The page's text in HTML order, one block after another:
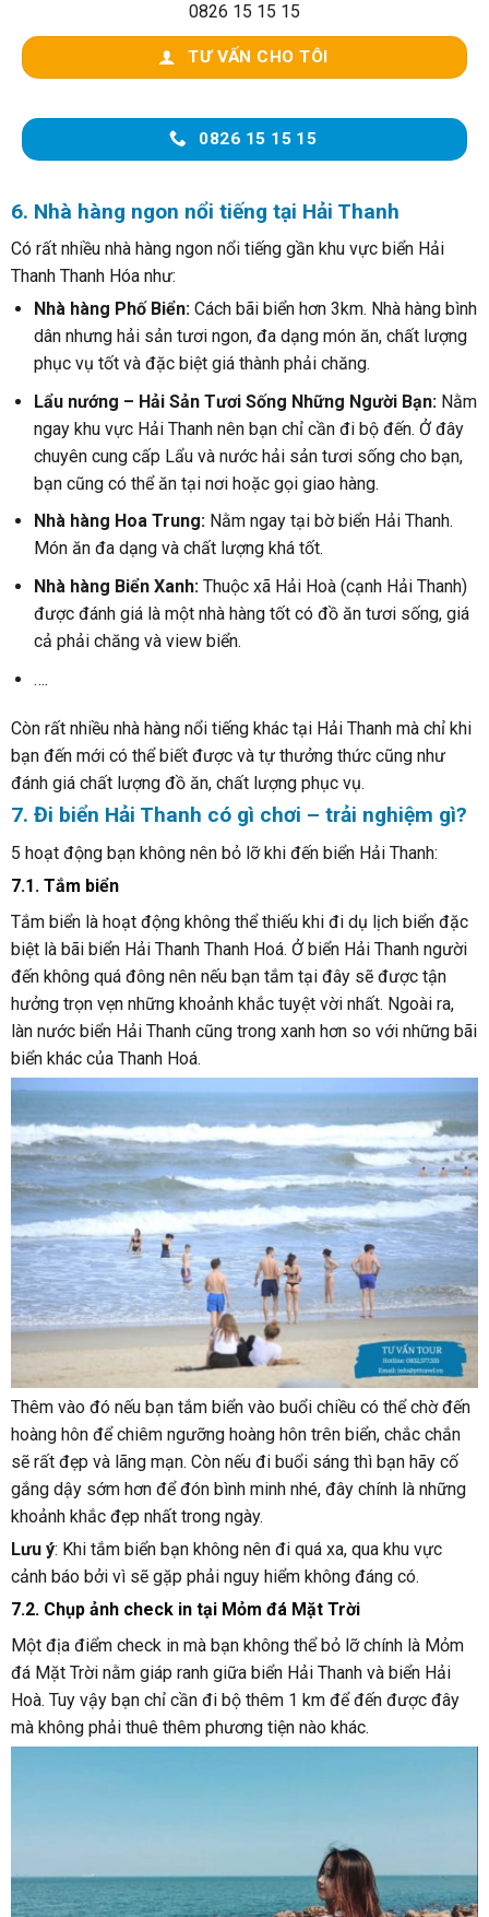
0826 15 15 15
TƯ VẤN CHO TÔI
0826 15 15 15
6. Nhà hàng ngon nổi tiếng tại Hải Thanh
Có rất nhiều nhà hàng ngon nổi tiếng gần khu vực biển Hải
Thanh Thanh Hóa như:
Nhà hàng Phố Biển:Cách bãi biển hơn 3km. Nhà hàng bình
dân nhưng hải sản tươi ngon, đa dạng món ăn, chất lượng
phục vụ tốt và đặc biệt giá thành phải chăng.
Lẩu nướng – Hải Sản Tươi Sống Những Người Bạn:Nằm
ngay khu vực Hải Thanh nên bạn chỉ cần đi bộ đến. Ở đây
chuyên cung cấp Lẩu và nước hải sản tươi sống cho bạn,
bạn cũng có thể ăn tại nơi hoặc gọi giao hàng.
Nhà hàng Hoa Trung:Nằm ngay tại bờ biển Hải Thanh.
Món ăn đa dạng và chất lượng khá tốt.
Nhà hàng Biển Xanh:Thuộc xã Hải Hoà (cạnh Hải Thanh)
được đánh giá là một nhà hàng tốt có đồ ăn tươi sống, giá
cả phải chăng và view biển.
….
Còn rất nhiều nhà hàng nổi tiếng khác tại Hải Thanh mà chỉ khi
bạn đến mới có thể biết được và tự thưởng thức cũng như
đánh giá chất lượng đồ ăn, chất lượng phục vụ.
7. Đi biển Hải Thanh có gì chơi – trải nghiệm gì?
5 hoạt động bạn không nên bỏ lỡ khi đến biển Hải Thanh:
7.1. Tắm biển
Tắm biển là hoạt động không thể thiếu khi đi dụ lịch biển đặc
biệt là bãi biển Hải Thanh Thanh Hoá. Ở biển Hải Thanh người
đến không quá đông nên nếu bạn tắm tại đây sẽ được tận
hưởng trọn vẹn những khoảnh khắc tuyệt vời nhất. Ngoài ra,
làn nước biển Hải Thanh cũng trong xanh hơn so với những bãi
biển khác của Thanh Hoá.
Thêm vào đó nếu bạn tắm biển vào buổi chiều có thể chờ đến
hoàng hôn để chiêm ngưỡng hoàng hôn trên biển, chắc chắn
sẽ rất đẹp và lãng mạn. Còn nếu đi buổi sáng thì bạn hãy cố
gắng dậy sớm hơn để đón bình minh nhé, đây chính là những
khoảnh khắc đẹp nhất trong ngày.
Lưu ý: Khi tắm biển bạn không nên đi quá xa, qua khu vực
cảnh báo bởi vì sẽ gặp phải nguy hiểm không đáng có.
7.2. Chụp ảnh check in tại Mỏm đá Mặt Trời
Một địa điểm check in mà bạn không thể bỏ lỡ chính là Mỏm
đá Mặt Trời nằm giáp ranh giữa biển Hải Thanh và biển Hải
Hoà. Tuy vậy bạn chỉ cần đi bộ thêm 1 km để đến được đây
mà không phải thuê thêm phương tiện nào khác.